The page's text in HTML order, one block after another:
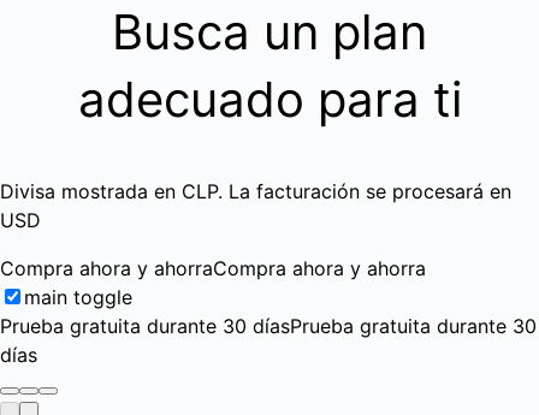
Busca un plan
adecuado para ti
Divisa mostrada en CLP. La facturación se procesará en
USD
Compra ahora y ahorraCompra ahora y ahorra
main toggle
Prueba gratuita durante 30 díasPrueba gratuita durante 30
días